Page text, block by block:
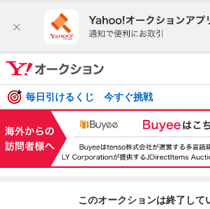
毎日引けるくじ 今すぐ挑戦
このオークションは終了して